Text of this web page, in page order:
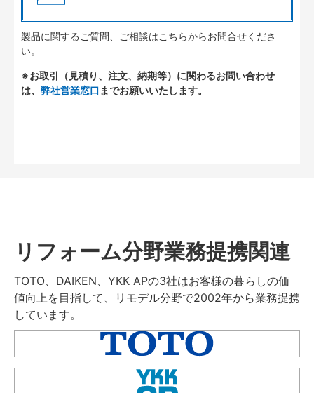
製品に関するご質問、ご相談はこちらからお問合せくださ
い。
※お取引（見積り、注文、納期等）に関わるお問い合わせ
は、 弊社営業窓口 までお願いいたします。
リフォーム分野業務提携関連
TOTO、DAIKEN、YKK APの3社はお客様の暮らしの価
値向上を目指して、リモデル分野で2002年から業務提携
しています。